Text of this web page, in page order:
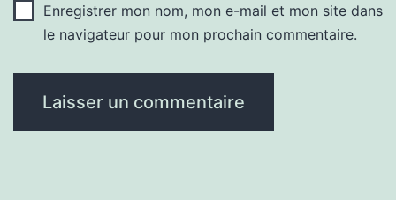
Enregistrer mon nom, mon e-mail et mon site dans
le navigateur pour mon prochain commentaire.